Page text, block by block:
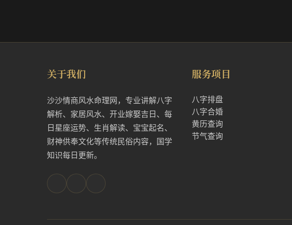
关于我们
沙沙情商风水命理网，专业讲解八字
解析、家居风水、开业嫁娶吉日、每
日星座运势、生肖解读、宝宝起名、
财神供奉文化等传统民俗内容，国学
知识每日更新。
服务项目
八字排盘
八字合婚
黄历查询
节气查询